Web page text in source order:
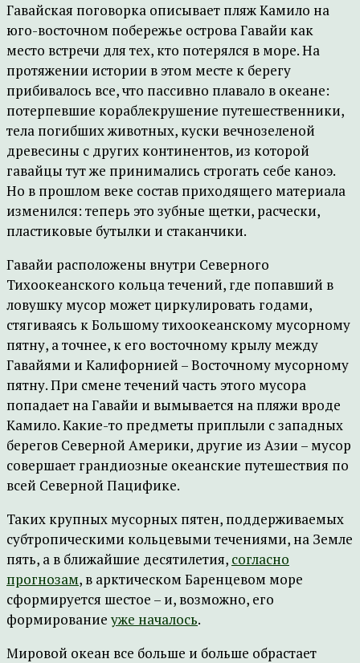
Гавайская поговорка описывает пляж Камило на
юго-восточном побережье острова Гавайи как
место встречи для тех, кто потерялся в море. На
протяжении истории в этом месте к берегу
прибивалось все, что пассивно плавало в океане:
потерпевшие кораблекрушение путешественники,
тела погибших животных, куски вечнозеленой
древесины с других континентов, из которой
гавайцы тут же принимались строгать себе каноэ.
Но в прошлом веке состав приходящего материала
изменился: теперь это зубные щетки, расчески,
пластиковые бутылки и стаканчики.
Гавайи расположены внутри Северного
Тихоокеанского кольца течений, где попавший в
ловушку мусор может циркулировать годами,
стягиваясь к Большому тихоокеанскому мусорному
пятну, а точнее, к его восточному крылу между
Гавайями и Калифорнией – Восточному мусорному
пятну. При смене течений часть этого мусора
попадает на Гавайи и вымывается на пляжи вроде
Камило. Какие-то предметы приплыли с западных
берегов Северной Америки, другие из Азии – мусор
совершает грандиозные океанские путешествия по
всей Северной Пацифике.
Таких крупных мусорных пятен, поддерживаемых
субтропическими кольцевыми течениями, на Земле
пять, а в ближайшие десятилетия, согласно
прогнозам, в арктическом Баренцевом море
сформируется шестое – и, возможно, его
формирование уже началось.
Мировой океан все больше и больше обрастает